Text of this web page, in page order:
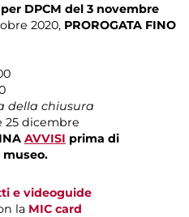
DPCM del 3 novembre
2020, PROROGATA FINO
della chiusura
25 dicembre
AVVISI prima di
e videoguide
la MIC card